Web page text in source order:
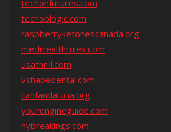
techonfutures.com
techoologic.com
raspberryketonescanada.org
medihealthrules.com
usathrill.com
vshapedental.com
canfandalucia.org
yourengineguide.com
nybreakings.com